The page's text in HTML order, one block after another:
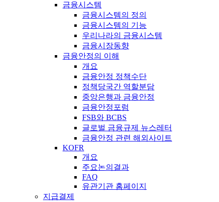
금융시스템
금융시스템의 정의
금융시스템의 기능
우리나라의 금융시스템
금융시장동향
금융안정의 이해
개요
금융안정 정책수단
정책당국간 역할분담
중앙은행과 금융안정
금융안정포럼
FSB와 BCBS
글로벌 금융규제 뉴스레터
금융안정 관련 해외사이트
KOFR
개요
주요논의결과
FAQ
유관기관 홈페이지
지급결제